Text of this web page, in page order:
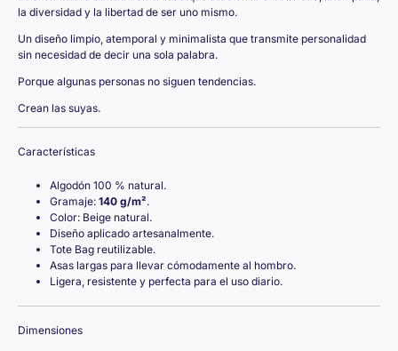
la diversidad y la libertad de ser uno mismo.
Un diseño limpio, atemporal y minimalista que transmite personalidad
sin necesidad de decir una sola palabra.
Porque algunas personas no siguen tendencias.
Crean las suyas.
Características
Algodón 100 % natural.
Gramaje: 140 g/m².
Color: Beige natural.
Diseño aplicado artesanalmente.
Tote Bag reutilizable.
Asas largas para llevar cómodamente al hombro.
Ligera, resistente y perfecta para el uso diario.
Dimensiones